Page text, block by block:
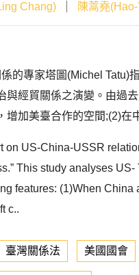
Chang) 陳蒿堯
的專家塔圖(Michel Tatu)
與經貿關係之演變。由過
增加美臺合作的空間;(2)
on US-China-USSR
This study analyses
features: (1)When
c..
臺灣關係法 美國國會